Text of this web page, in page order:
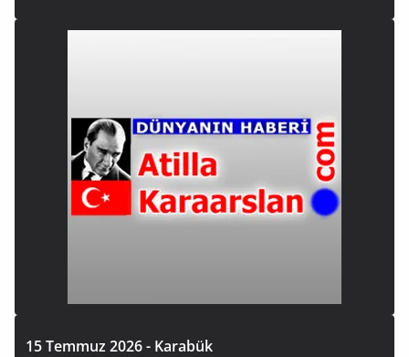
15 Temmuz 2026 - Karabük